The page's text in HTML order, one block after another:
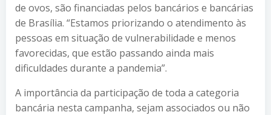
de ovos, são financiadas pelos bancários e bancárias
de Brasília. “Estamos priorizando o atendimento às
pessoas em situação de vulnerabilidade e menos
favorecidas, que estão passando ainda mais
dificuldades durante a pandemia”.
A importância da participação de toda a categoria
bancária nesta campanha, sejam associados ou não